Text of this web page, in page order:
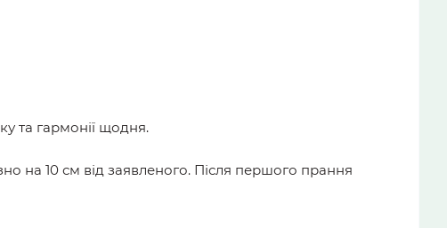
та гармонії щодня.
на 10 см від заявленого. Після першого прання